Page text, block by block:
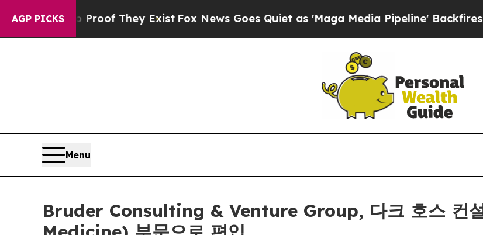
AGP PICKS
no Proof They Exist Fox News Goes Quiet as 'Maga Media Pipeline' Backfires Amid
Menu
Bruder Consulting & Venture Group, 다크 호스 컨